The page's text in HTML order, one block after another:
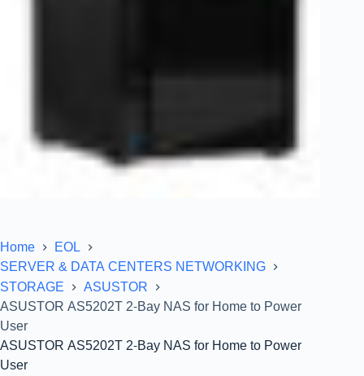
Home
EOL
SERVER & DATA CENTERS NETWORKING
STORAGE
ASUSTOR
ASUSTOR AS5202T 2-Bay NAS for Home to Power
User
ASUSTOR AS5202T 2-Bay NAS for Home to Power
User